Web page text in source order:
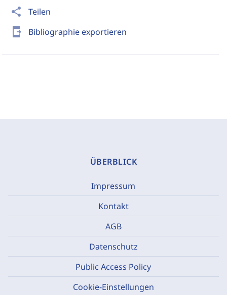
share Teilen
send_to_mobile Bibliographie exportieren
ÜBERBLICK
Impressum
Kontakt
AGB
Datenschutz
Public Access Policy
Cookie-Einstellungen